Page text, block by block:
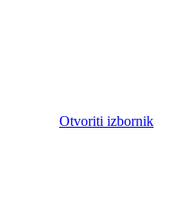
Otvoriti izbornik